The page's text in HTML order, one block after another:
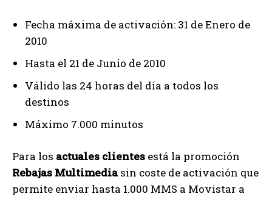
Fecha máxima de activación: 31 de Enero de
2010
Hasta el 21 de Junio de 2010
Válido las 24 horas del día a todos los
destinos
Máximo 7.000 minutos
Para los actuales clientes está la promoción
Rebajas Multimediasin coste de activación que
permite enviar hasta 1.000 MMS a Movistar a